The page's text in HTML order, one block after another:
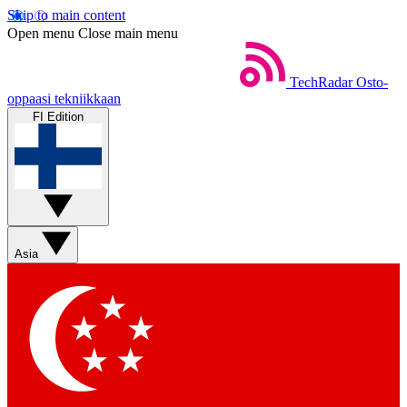
Skip to main content
Open menu Close main menu
TechRadar Osto-
oppaasi tekniikkaan
FI Edition
Asia